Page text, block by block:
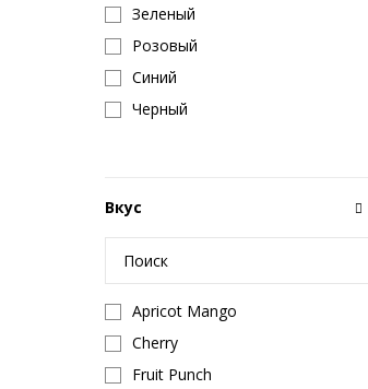
Зеленый
Розовый
Синий
Черный
Вкус
Apricot Mango
Cherry
Fruit Punch